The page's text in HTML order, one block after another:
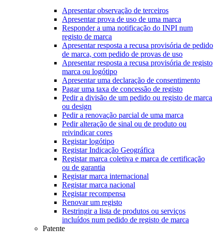
Apresentar observação de terceiros
Apresentar prova de uso de uma marca
Responder a uma notificação do INPI num
registo de marca
Apresentar resposta a recusa provisória de pedido
de marca, com pedido de provas de uso
Apresentar resposta a recusa provisória de registo
marca ou logótipo
Apresentar uma declaração de consentimento
Pagar uma taxa de concessão de registo
Pedir a divisão de um pedido ou registo de marca
ou design
Pedir a renovação parcial de uma marca
Pedir alteração de sinal ou de produto ou
reivindicar cores
Registar logótipo
Registar Indicação Geográfica
Registar marca coletiva e marca de certificação
ou de garantia
Registar marca internacional
Registar marca nacional
Registar recompensa
Renovar um registo
Restringir a lista de produtos ou serviços
incluídos num pedido de registo de marca
Patente